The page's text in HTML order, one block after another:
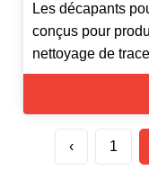
Les décapants
conçus pour
nettoyage de
de rouge à lèvres
brique.
Peu odorant, peu
‹ 1